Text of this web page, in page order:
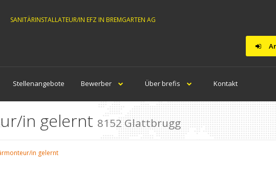
SANITÄRINSTALLATEUR/IN EFZ IN BREMGARTEN AG
Stellenangebote Bewerber Über brefis Kontakt
in gelernt 8152 Glattbrugg
in gelernt